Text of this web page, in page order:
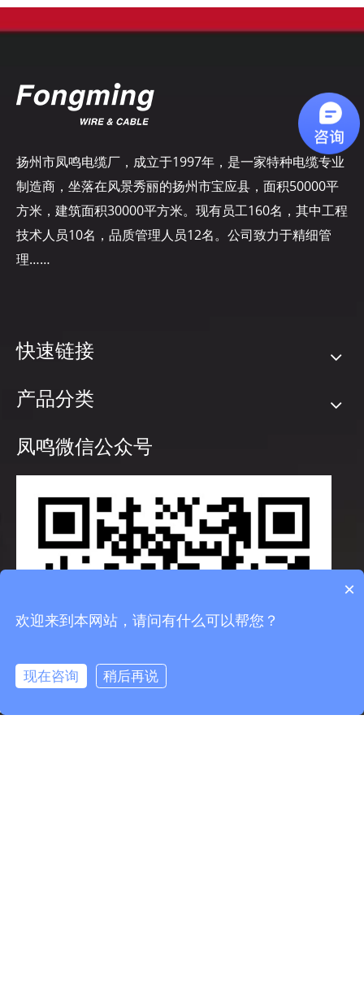
扬州市凤鸣电缆厂，成立于1997年，是一家特种电缆专业
制造商，坐落在风景秀丽的扬州市宝应县，面积50000平
方米，建筑面积30000平方米。现有员工160名，其中工程
技术人员10名，品质管理人员12名。公司致力于精细管
理……
快速链接
15358868788
info@fmcable.com
凤鸣公众号
产品分类
凤鸣微信公众号
×
欢迎来到本网站，请问有什么可以帮您？
现在咨询 稍后再说